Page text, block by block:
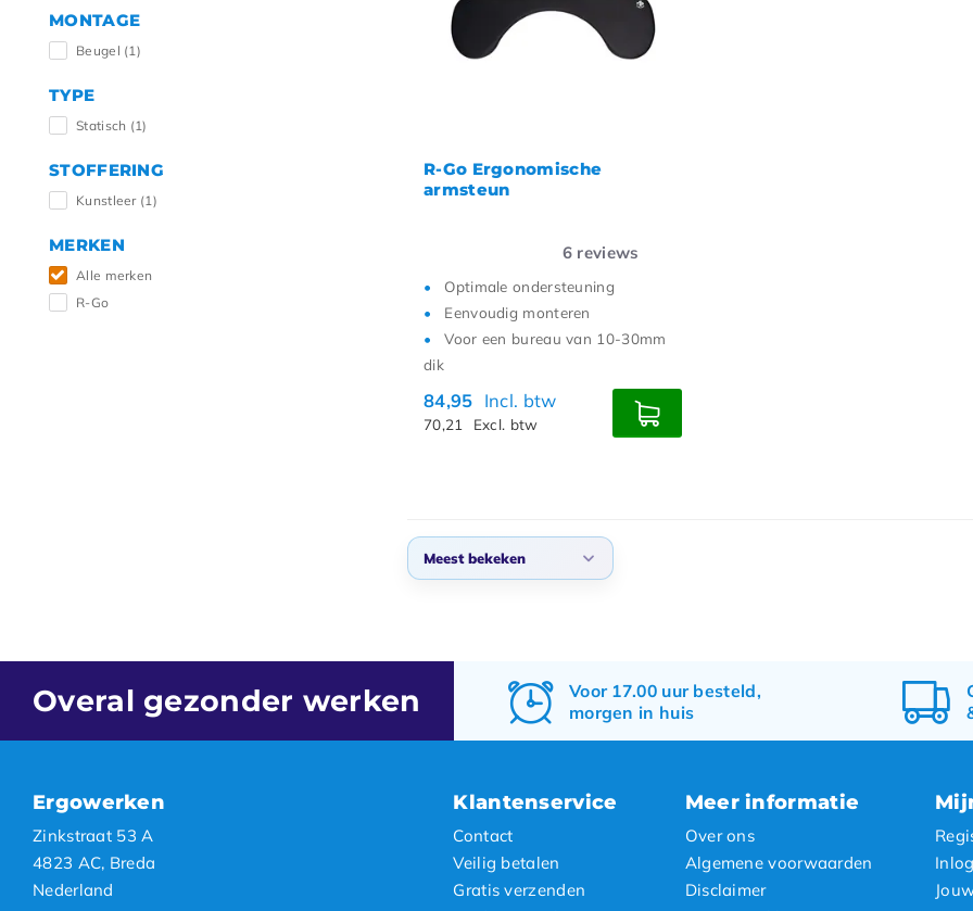
MONTAGE
Beugel (1)
TYPE
Statisch (1)
STOFFERING
Kunstleer (1)
MERKEN
Alle merken
R-Go
Hoogste prijs
R-Go Ergonomische
armsteun
6 reviews
Optimale ondersteuning
Eenvoudig monteren
Voor een bureau van 10-30mm
dik
84,95 Incl. btw
70,21 Excl. btw
Meest bekeken
Nieuwste producten
Laagste prijs
Overal gezonder werken
Voor 17.00 uur besteld,
morgen in huis
Ergowerken
Zinkstraat 53 A
4823 AC, Breda
Nederland
Klantenservice
Contact
Veilig betalen
Gratis verzenden
Meer informatie
Over ons
Algemene voorwaarden
Disclaimer